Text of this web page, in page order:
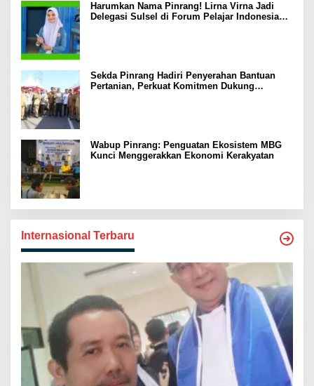
Harumkan Nama Pinrang! Lirna Virna Jadi
Delegasi Sulsel di Forum Pelajar Indonesia
Sekda Pinrang Hadiri Penyerahan Bantuan
Pertanian, Perkuat Komitmen Dukung
Wabup Pinrang: Penguatan Ekosistem MBG
Kunci Menggerakkan Ekonomi Kerakyatan
Internasional Terbaru